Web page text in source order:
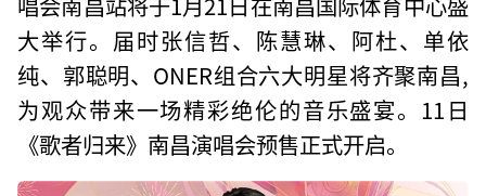
大举行。届时张信哲、陈慧琳、阿杜、单依
纯、郭聪明、ONER组合六大明星将齐聚南昌,
为观众带来一场精彩绝伦的音乐盛宴。11日
《歌者归来》南昌演唱会预售正式开启。